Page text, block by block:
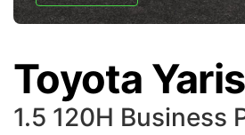
Toyota Yaris
1.5 120H Business